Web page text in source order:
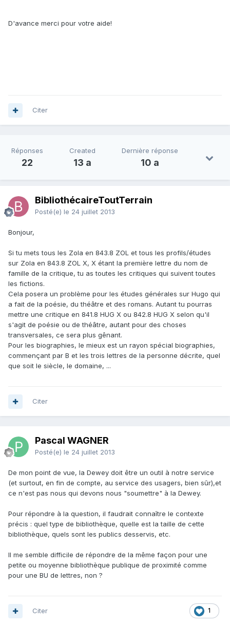
D'avance merci pour votre aide!
Citer
Réponses
22
Created
13 a
Dernière réponse
10 a
BibliothécaireToutTerrain
Posté(e) le 24 juillet 2013
Bonjour,
Si tu mets tous les Zola en 843.8 ZOL et tous les profils/études
sur Zola en 843.8 ZOL X, X étant la première lettre du nom de
famille de la critique, tu as toutes les critiques qui suivent toutes
les fictions.
Cela posera un problème pour les études générales sur Hugo qui
a fait de la poésie, du théâtre et des romans. Autant tu pourras
mettre une critique en 841.8 HUG X ou 842.8 HUG X selon qu'il
s'agit de poésie ou de théâtre, autant pour des choses
transversales, ce sera plus gênant.
Pour les biographies, le mieux est un rayon spécial biographies,
commençant par B et les trois lettres de la personne décrite, quel
que soit le siècle, le domaine, ...
Citer
Pascal WAGNER
Posté(e) le 24 juillet 2013
De mon point de vue, la Dewey doit être un outil à notre service
(et surtout, en fin de compte, au service des usagers, bien sûr),et
ce n'est pas nous qui devons nous "soumettre" à la Dewey.
Pour répondre à la question, il faudrait connaître le contexte
précis : quel type de bibliothèque, quelle est la taille de cette
bibliothèque, quels sont les publics desservis, etc.
Il me semble difficile de répondre de la même façon pour une
petite ou moyenne bibliothèque publique de proximité comme
pour une BU de lettres, non ?
1
Citer